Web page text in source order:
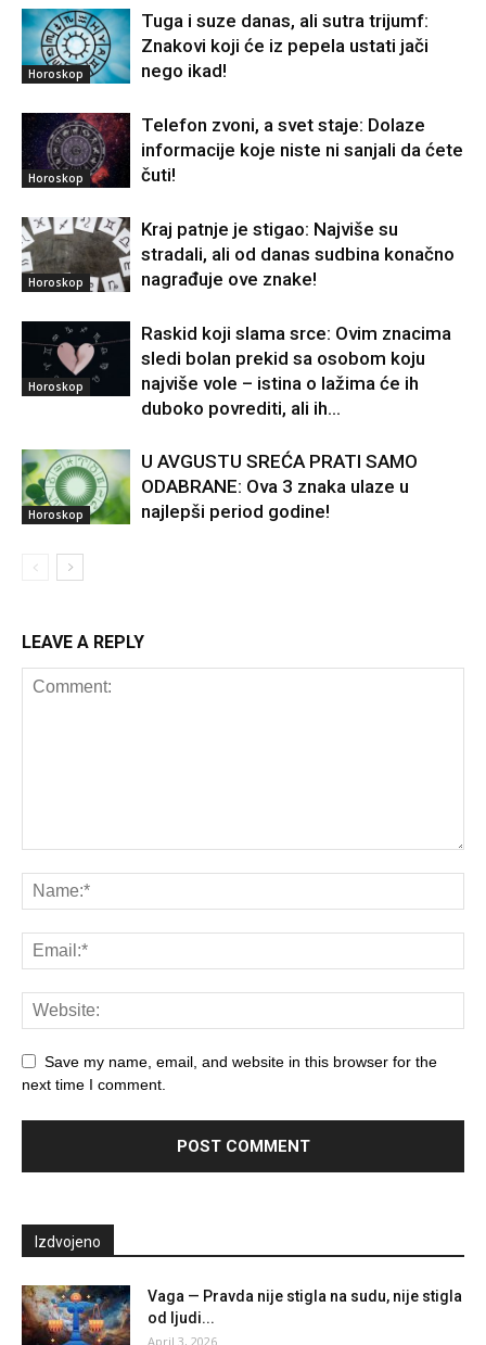
Horoskop
Tuga i suze danas, ali sutra trijumf:
Znakovi koji će iz pepela ustati jači
nego ikad!
Horoskop
Telefon zvoni, a svet staje: Dolaze
informacije koje niste ni sanjali da ćete
čuti!
Horoskop
Kraj patnje je stigao: Najviše su
stradali, ali od danas sudbina konačno
nagrađuje ove znake!
Horoskop
Raskid koji slama srce: Ovim znacima
sledi bolan prekid sa osobom koju
najviše vole – istina o lažima će ih
duboko povrediti, ali ih...
Horoskop
U AVGUSTU SREĆA PRATI SAMO
ODABRANE: Ova 3 znaka ulaze u
najlepši period godine!
LEAVE A REPLY
Save my name, email, and website in this browser for the
next time I comment.
Izdvojeno
Vaga — Pravda nije stigla na sudu, nije stigla
od ljudi...
April 3, 2026